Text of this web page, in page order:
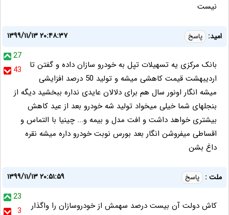
نیست
امید: پاسخ
۱۳۹۹/۱۱/۱۳ ۲۰:۴۸:۳۷
27
43
بانک مرکزی یه تسهیلات تپل به خودرو سازان داده و گفتن تا
اردیبهشت قیمت کاهشی میشه و تولید 50 درصد افزایشی
میشه انگار اونور سال هم برای دلالان عایدی نداره ببخشید دیگه از
بنجلهای شما خیلی میخواد تولید شه خودرو بعد از عید کاهش
بیشتری خواهد داشت و افت مدل و بیمه و... چینیا با التماس و
اقساطی میفروشن انگار بعد بورس نوبت خودرو داره میشه نقره
داغ بشن
ملت : پاسخ
۱۳۹۹/۱۱/۱۳ ۲۰:۵۱:۵۹
23
3
کاش دولت آن بیست درصد سهمش از خودروسازان را واگذار